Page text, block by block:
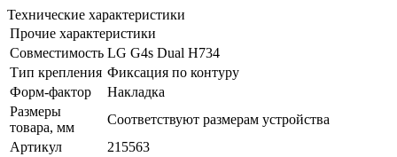
Технические характеристики
Прочие характеристики
Совместимость LG G4s Dual H734
Тип крепления Фиксация по контуру
Форм-фактор
Накладка
Размеры
товара, мм
Соответствуют размерам устройства
Артикул
215563